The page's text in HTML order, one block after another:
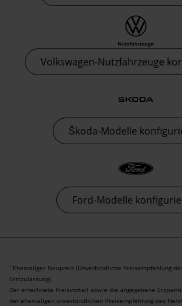
Volkswagen-Nutzfahrzeuge
Škoda-Modelle
Ford-Modelle
1 Ehemaliger Neupreis (Unverbindliche Preisempfehlung
Erstzulassung).
Der errechnete Preisvorteil sowie die angegebene
der ehemaligen unverbindlichen Preisempfehlung des